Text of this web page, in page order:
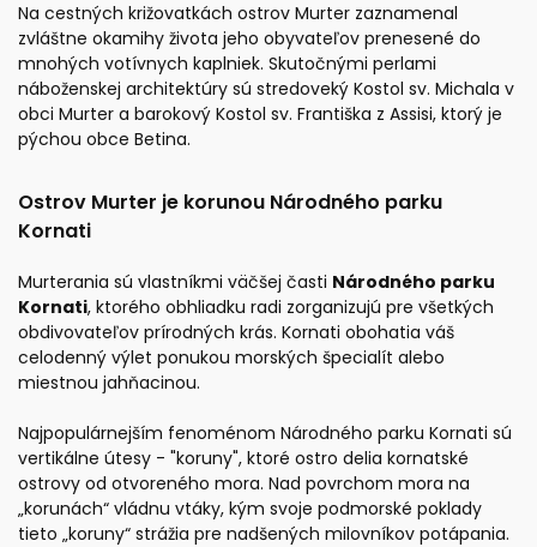
Na cestných križovatkách ostrov Murter zaznamenal
zvláštne okamihy života jeho obyvateľov prenesené do
mnohých votívnych kaplniek. Skutočnými perlami
náboženskej architektúry sú stredoveký Kostol sv. Michala v
obci Murter a barokový Kostol sv. Františka z Assisi, ktorý je
pýchou obce Betina.
Ostrov Murter je korunou Národného parku
Kornati
Murterania sú vlastníkmi väčšej časti Národného parku
Kornati, ktorého obhliadku radi zorganizujú pre všetkých
obdivovateľov prírodných krás. Kornati obohatia váš
celodenný výlet ponukou morských špecialít alebo
miestnou jahňacinou.
Najpopulárnejším fenoménom Národného parku Kornati sú
vertikálne útesy - "koruny", ktoré ostro delia kornatské
ostrovy od otvoreného mora. Nad povrchom mora na
„korunách“ vládnu vtáky, kým svoje podmorské poklady
tieto „koruny“ strážia pre nadšených milovníkov potápania.